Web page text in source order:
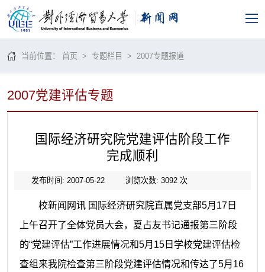
当前位置：首页 >专题栏目 > 2007专题报道
2007党建评估专题
国际经济研究院党建评估阶段工作
完成顺利
发布时间: 2007-05-22 浏览次数: 3092次
校新闻网讯 国际经济研究院直属党支部5月 17日
上午召开了全体党员大会，夏占友书记通报第三阶段
的“党建评估”工作进展情况和5月 15日 学校党建评估检
查组来我院检查第三阶段党建评估情况和传达了5月 16